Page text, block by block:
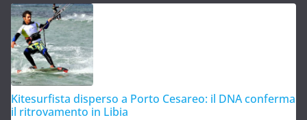
Kitesurfista disperso a Porto Cesareo: il DNA conferma
il ritrovamento in Libia